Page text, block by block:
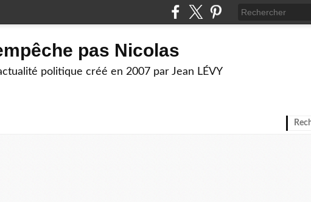
pas Nicolas
politique créé en 2007 par Jean LÉVY